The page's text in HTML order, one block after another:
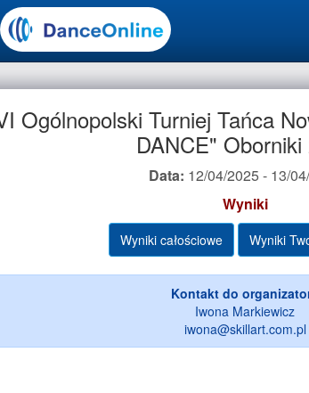
Ogólnopolski Turniej Tańca
DANCE" Oborniki
Data: 12/04/2025 - 13/
Wyniki
Wyniki całościowe Wyniki
Kontakt do
Iwona Markiewicz
iwona@skillart.com.pl